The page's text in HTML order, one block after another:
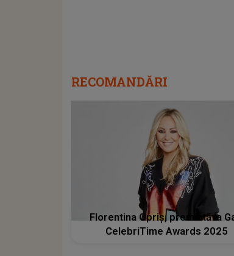
RECOMANDĂRI
Florentina Opriş, premiată la
CelebriTime Awards 2025